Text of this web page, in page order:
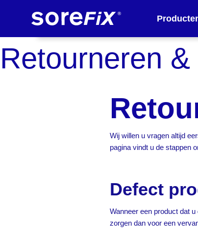
Retourneren
Wij willen u vragen altijd
pagina vindt u de stappen
Defect
Wanneer een product dat
zorgen dan voor een